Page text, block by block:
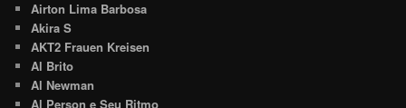
Airton Lima Barbosa
Akira S
AKT2 Frauen Kreisen
Al Brito
Al Newman
Al Person e Seu Ritmo